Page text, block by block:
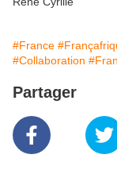
#France
#Collaboration
Partager